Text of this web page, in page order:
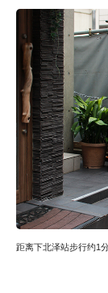
距离下北泽站步行约1